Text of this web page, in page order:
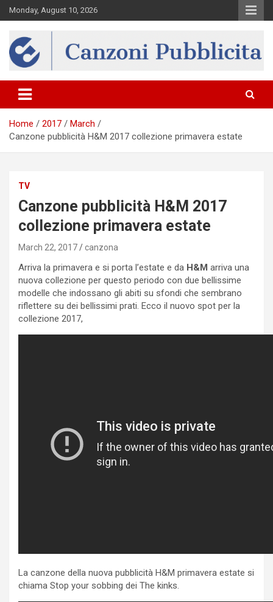
Skip
to
Monday, August 10, 2026
Canzona
Home 2017
March
Canzone pubblicità H&M 2017 collezione primavera estate
TV
Canzone pubblicità H&M 2017
collezione primavera estate
March 22, 2017 canzona
Arriva la primavera e si porta l’estate e da H&M arriva una
nuova collezione per questo periodo con due bellissime
modelle che indossano gli abiti su sfondi che sembrano
riflettere su dei bellissimi prati. Ecco il nuovo spot per la
collezione 2017,
La canzone della nuova pubblicità H&M primavera estate si
chiama Stop your sobbing dei The kinks.